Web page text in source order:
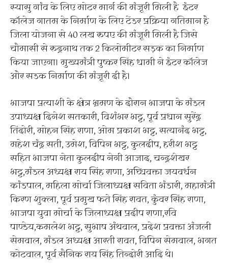
स्यासु गांव के लिए मोटर मार्ग की मंजूरी मिली है इंटर
कॉलेज गातम के निर्माण के लिए टेंडर प्रक्रिया गतिमान है
जिला योजना से 40 लख रुपए की मंजूरी मिली है जिसे
चौमासी से रुद्रनाथ तक 2 किलोमीटर सड़क का निर्माण
किया जाएगा। मुख्यमंत्री पुष्कर सिंह धामी ने इंटर कॉलेज
और सडक निर्माण की मंजूरी दी है।
भाजपा प्रत्याशी के क्षेत्र भ्रमण के दौरान भाजपा के मंडल
उपाध्यक्ष दिनेश सतकारी, विशंभर भट्ट, पूर्व प्रधान सुरेंद्र
तिंदोरी, मोहन सिंह राणा, ओम प्रकाश भट्ट, सत्यानंद भट्ट,
महेश चंद्र सती, उमेश, विपिन भट्ट, कुलदीप, हरीश भट्ट
सहित भाजपा नेता कुलदीप नेगी आजाद, चन्द्रशेखर
भट्ट,मंडल अध्यक्ष राय सिंह राणा, अघ्धिवक्ता जयवर्धन
कांडपाल, महिला मोर्चा जिलाध्यक्ष सविता भंडारी, महामंत्री
किरण शुक्ला, पूर्व प्रमुख फते सिंह रावत, कुंवर सिंह राणा,
भाजपा युवा मोर्चा के जिलाध्यक्ष प्रदीप राणा,रवि
पाण्डेय,कमलेश भट्ट, सुभाष अंथवाल, प्रदेश प्रवक्ता अंजली
सेमवाल, मंडल अध्यक्ष आरती रावत, विपिन सेमवाल, भगत
कोटवाल, पूर्व सैनिक राय सिंह तिन्दोरी आदि थे।